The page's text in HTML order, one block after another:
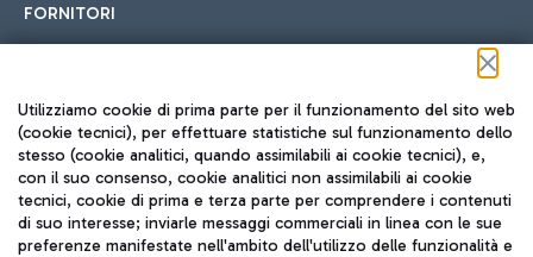
FORNITORI
Seguici sui social
TRAVEL JOURNAL
Utilizziamo cookie di prima parte per il funzionamento del sito web
(cookie tecnici), per effettuare statistiche sul funzionamento dello
stesso (cookie analitici, quando assimilabili ai cookie tecnici), e,
con il suo consenso, cookie analitici non assimilabili ai cookie
tecnici, cookie di prima e terza parte per comprendere i contenuti
di suo interesse; inviarle messaggi commerciali in linea con le sue
preferenze manifestate nell'ambito dell'utilizzo delle funzionalità e